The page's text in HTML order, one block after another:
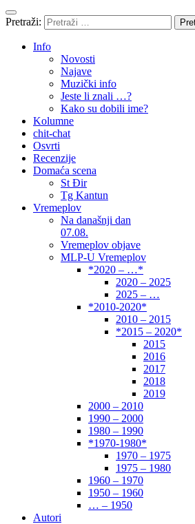
1960 – 1970
1950 – 1960
Autori
Pretraži:
Info
Novosti
Najave
Muzički info
Jeste li znali …?
Kako su dobili ime?
Kolumne
chit-chat
Osvrti
Recenzije
Domaća scena
St Đir
Tg Kantun
Vremeplov
Na današnji dan
07.08.
Vremeplov objave
MLP-U Vremeplov
*2020 – …*
2020 – 2025
2025 – …
*2010-2020*
2010 – 2015
*2015 – 2020*
2015
2016
2017
2018
2019
2000 – 2010
1990 – 2000
1980 – 1990
*1970-1980*
1970 – 1975
1975 – 1980
1960 – 1970
1950 – 1960
… – 1950
Autori